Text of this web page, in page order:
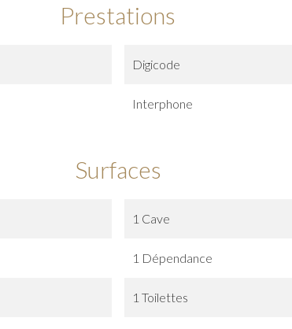
Prestations
Digicode
Interphone
Surfaces
1 Cave
1 Dépendance
1 Toilettes